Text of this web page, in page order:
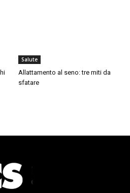
Salute
Allattamento al seno: tre miti da
sfatare